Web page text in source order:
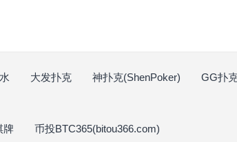
大发扑克 神扑克(ShenPoker) GG扑
牌 币投BTC365(bitou366.com)